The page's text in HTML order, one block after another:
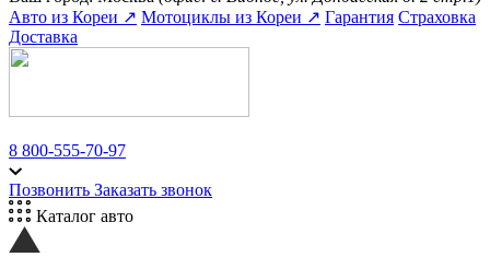
Авто из Кореи ↗ Мотоциклы из Кореи ↗ Гарантия Страховка
Доставка
8 800-555-70-97
Позвонить Заказать звонок
Каталог авто